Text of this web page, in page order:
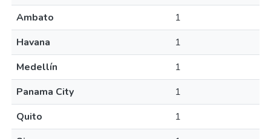
Ambato
1
Havana
1
Medellín
1
Panama City
1
Quito
1